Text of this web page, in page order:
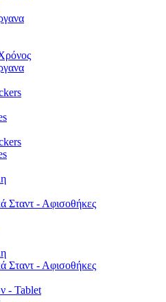
Σταντ - Αφισοθήκες
Σταντ - Αφισοθήκες
- Tablet